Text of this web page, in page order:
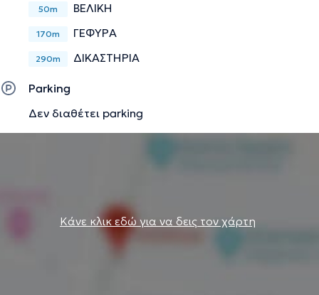
50m ΒΕΛΙΚΗ
170m ΓΕΦΥΡΑ
290m ΔΙΚΑΣΤΗΡΙΑ
Parking
Δεν διαθέτει parking
Κάνε κλικ εδώ για να δεις τον χάρτη